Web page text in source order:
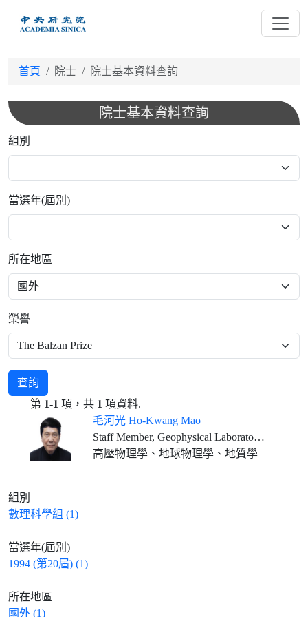
首頁 院士 院士基本資料查詢
院士基本資料查詢
組別
當選年(屆別)
所在地區
榮譽
查詢
第 1-1 項，共 1 項資料.
毛河光 Ho-Kwang Mao
Staff Member, Geophysical Laboratory, Carnegie Institution of Washington
高壓物理學、地球物理學、地質學
組別
數理科學組 (1)
當選年(屆別)
1994 (第20屆) (1)
所在地區
國外 (1)